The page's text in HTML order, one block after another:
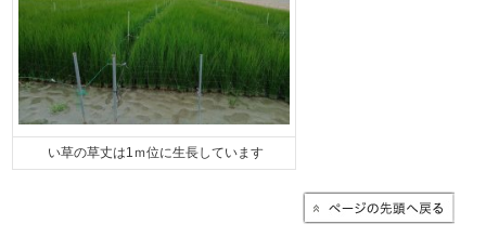
い草の草丈は1ｍ位に生長しています